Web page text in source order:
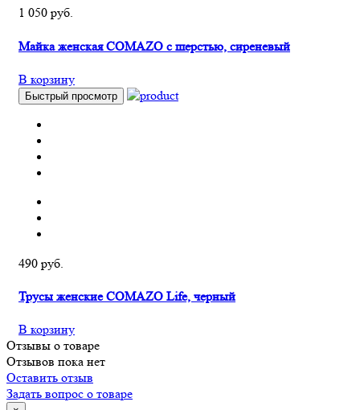
1 050 руб.
Майка женская COMAZO с шерстью, сиреневый
В корзину
Быстрый просмотр
490 руб.
Трусы женcкие COMAZO Life, черный
В корзину
Отзывы о товаре
Отзывов пока нет
Оставить отзыв
Задать вопрос о товаре